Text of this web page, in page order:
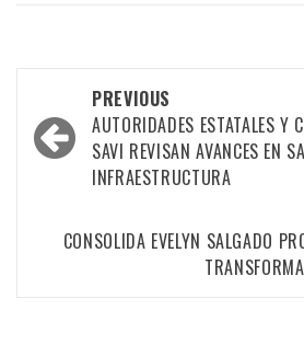
navigation
PREVIOUS
AUTORIDADES ESTATALES Y
SAVI REVISAN AVANCES EN
INFRAESTRUCTURA
CONSOLIDA EVELYN SALGADO